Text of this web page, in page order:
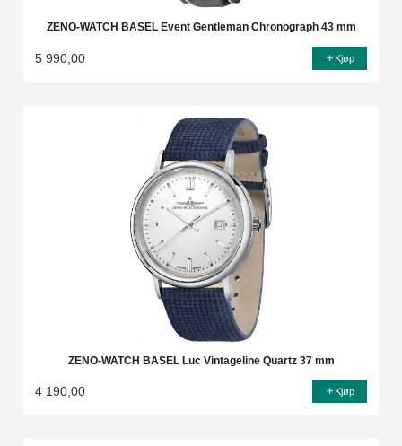
ZENO-WATCH BASEL Event Gentleman Chronograph 43 mm
5 990,00 Kjøp
ZENO-WATCH BASEL Luc Vintageline Quartz 37 mm
4 190,00 Kjøp